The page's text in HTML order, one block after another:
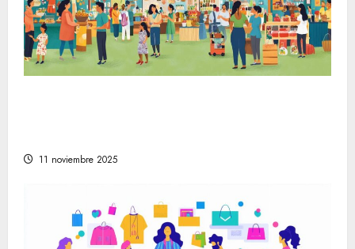
11 noviembre 2025